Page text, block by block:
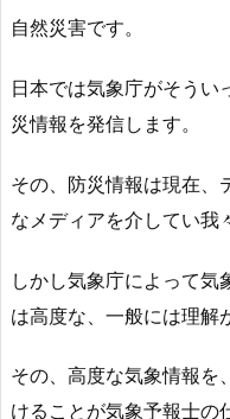
自然災害です。
日本では気象庁がそうい
災情報を発信します。
その、防災情報は現在、
なメディアを介してい我
しかし気象庁によって
は高度な、一般には理解
その、高度な気象情報を
けることが気象予報士の